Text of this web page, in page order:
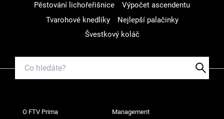
Pěstování lichořeřišnice
Výpočet ascendentu
Tvarohové knedlíky
Nejlepší palačinky
Švestkový koláč
O FTV Prima Management